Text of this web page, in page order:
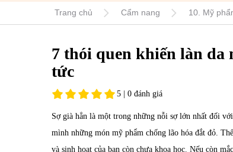
Trang chủ Cẩm nang 10. Mỹ
7 thói quen khiến làn da
tức
5 | 0 đánh giá
Sợ già hẳn là một trong những nỗi sợ lớn nhất đối
mình những món mỹ phẩm chống lão hóa đắt đỏ.
và sinh hoạt của bạn còn chưa khoa học. Nếu còn